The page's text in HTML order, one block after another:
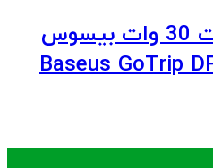
شارژر فندکی دو پورت 30 وات بیسوس
Baseus GoTrip